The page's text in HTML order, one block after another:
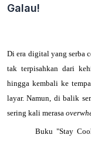
Galau!
Di era digital yang serba
tak terpisahkan dari
hingga kembali ke
layar. Namun, di balik
sering kali merasa
Buku "Stay